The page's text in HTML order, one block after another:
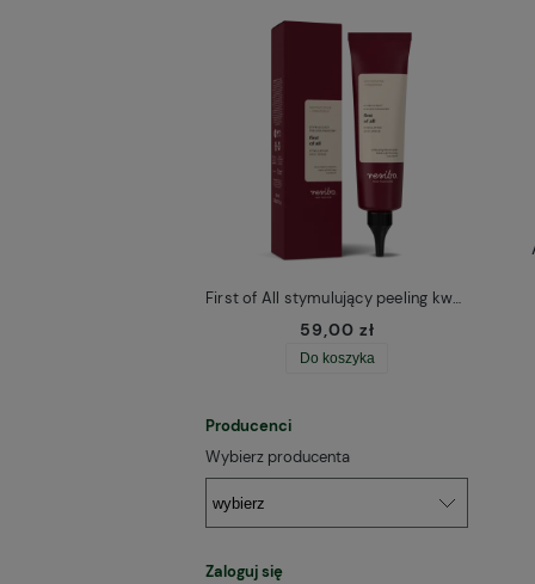
First of All stymulujący peeling kwasowy do skóry głowy Resibo
59,00 zł
Do koszyka
Producenci
Wybierz producenta
Zaloguj się